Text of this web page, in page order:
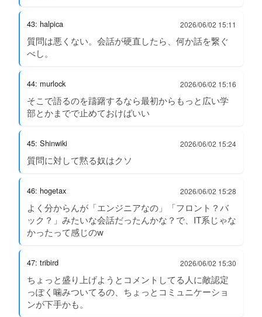
43: halpica 2026/06/02 15:11
質問は悪くない。会話が硬直したら、何か話を繋ぐ
べし。
44: murlock 2026/06/02 15:16
そこで語るのを躊躇するなら最初からもっと広い学
部とかまでで止めておけばいい
45: Shinwiki 2026/06/02 15:24
質問に対して黙る奴はクソ
46: hogetax 2026/06/02 15:28
よく分からんが「エンジニアなの」「フロント？バ
ック？」みたいな会話だったんかな？で、IT系じゃな
かったって感じのw
47: tribird 2026/06/02 15:30
ちょっと盛り上げようとコメントしてる人に敵認定
っぽく噛みついてるの、ちょっとコミュニケーショ
ンが下手かも。